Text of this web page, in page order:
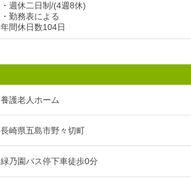
・週休二日制/(4週8休)
・勤務表による
年間休日数104日
養護老人ホーム
長崎県五島市野々切町
緑乃園バス停下車徒歩0分